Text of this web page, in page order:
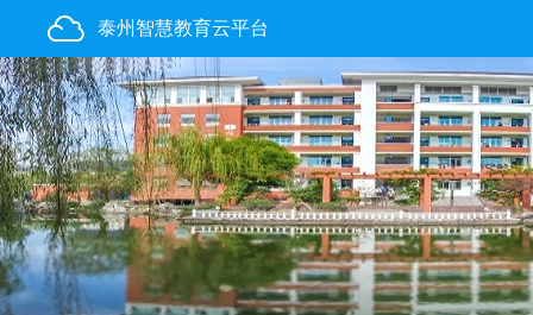
泰州智慧教育云平台